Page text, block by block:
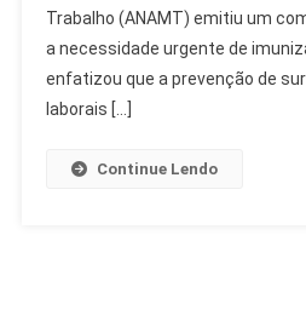
De
Trabalhadores
Trabalho (ANAMT) emitiu um
a necessidade urgente de
enfatizou que a prevenção de
laborais […]
Continue Lendo